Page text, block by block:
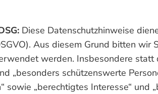
Diese Datenschutzhinweise
Aus diesem Grund bitten
werden. Insbesondere
„besonders schützenswerte
sowie „berechtigtes Interesse“